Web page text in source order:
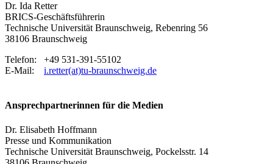
Dr. Ida Retter
BRICS-Geschäftsführerin
Technische Universität Braunschweig, Rebenring 56
38106 Braunschweig
Telefon: +49 531-391-55102
E-Mail: i.retter(at)tu-braunschweig.de
Ansprechpartnerinnen für die Medien
Dr. Elisabeth Hoffmann
Presse und Kommunikation
Technische Universität Braunschweig, Pockelsstr. 14